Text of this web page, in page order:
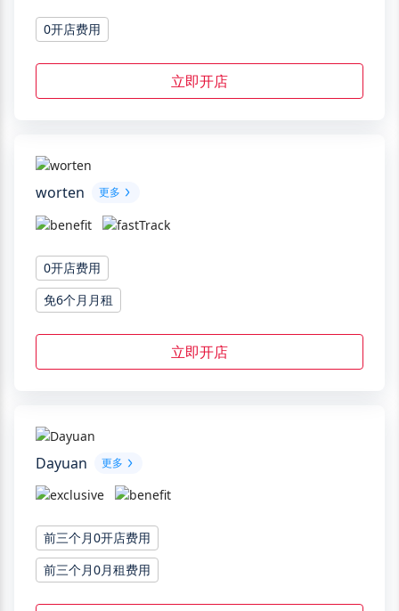
0开店费用
立即开店
worten 更多
0开店费用
免6个月月租
立即开店
Dayuan 更多
前三个月0开店费用
前三个月0月租费用